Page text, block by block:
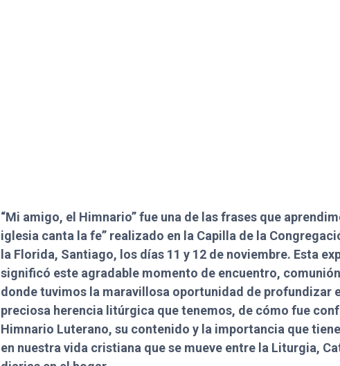
“Mi amigo, el Himnario” fue una de las frases que
iglesia canta la fe” realizado en la Capilla de la
la Florida, Santiago, los días 11 y 12 de noviembre. Esta
significó este agradable momento de encuentro,
donde tuvimos la maravillosa oportunidad de profundizar
preciosa herencia litúrgica que tenemos, de cómo fue
Himnario Luterano, su contenido y la importancia que
en nuestra vida cristiana que se mueve entre la Liturgia,